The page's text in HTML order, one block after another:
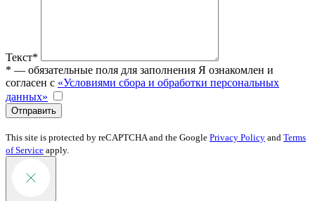
Текст*
* — обязательные поля для заполнения Я ознакомлен и
согласен с «Условиями сбора и обработки персональных
данных»
Отправить
This site is protected by reCAPTCHA and the Google Privacy Policy and Terms
of Service apply.